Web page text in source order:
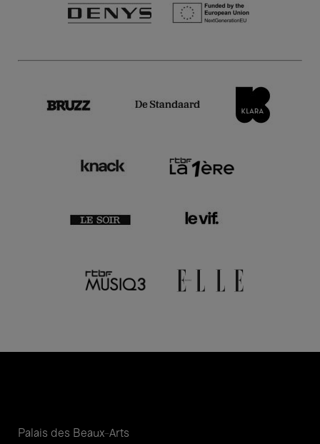
Palais des Beaux-Arts